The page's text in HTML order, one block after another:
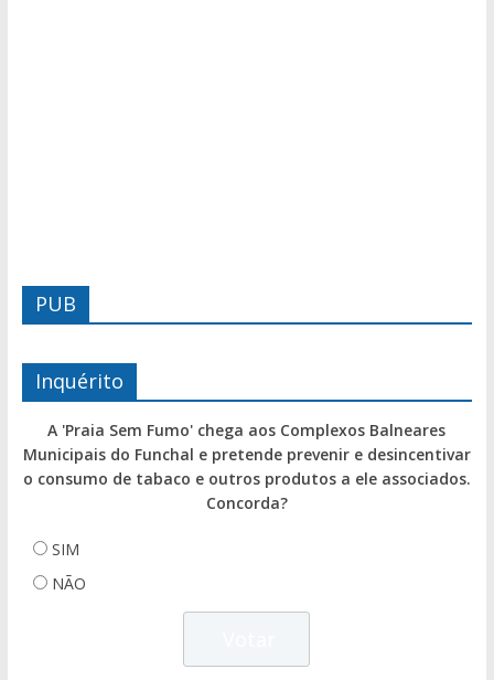
PUB
Inquérito
A 'Praia Sem Fumo' chega aos Complexos Balneares
Municipais do Funchal e pretende prevenir e desincentivar
o consumo de tabaco e outros produtos a ele associados.
Concorda?
SIM
NÃO